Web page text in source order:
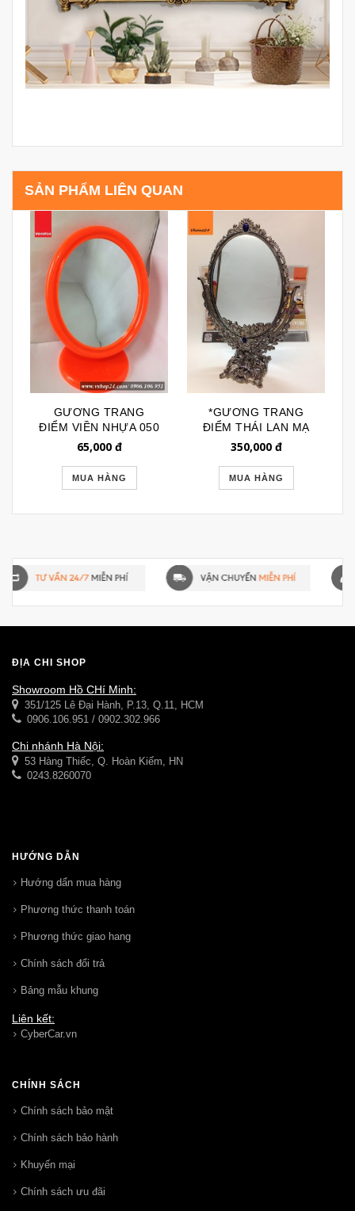
SẢN PHẨM LIÊN QUAN
GƯƠNG TRANG
ĐIỂM VIỀN NHỰA 050
65,000đ
MUA HÀNG
*GƯƠNG TRANG
ĐIỂM THÁI LAN MẠ
ĐỒNG SIZE L 096
350,000đ
MUA HÀNG
ĐỊA CHỈ SHOP
Showroom Hồ CHí Minh:
351/125 Lê Đại Hành, P.13, Q.11, HCM
0906.106.951 / 0902.302.966
Chi nhánh Hà Nội:
53 Hàng Thiếc, Q. Hoàn Kiếm, HN
0243.8260070
HƯỚNG DẪN
Hướng dẩn mua hàng
Phương thức thanh toán
Phương thức giao hang
Chính sách đổi trả
Bảng mẫu khung
Liên kết:
CyberCar.vn
CHÍNH SÁCH
Chính sách bảo mật
Chính sách bảo hành
Khuyến mại
Chính sách ưu đãi